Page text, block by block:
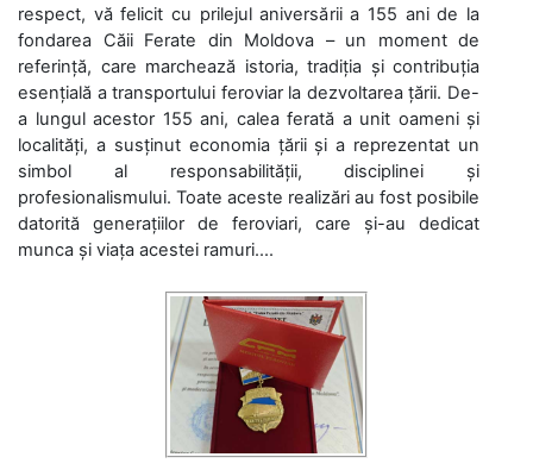
respect, vă felicit cu prilejul aniversării a 155 ani de la
fondarea Căii Ferate din Moldova – un moment de
referință, care marchează istoria, tradiția și contribuția
esențială a transportului feroviar la dezvoltarea țării. De-
a lungul acestor 155 ani, calea ferată a unit oameni și
localități, a susținut economia țării și a reprezentat un
simbol al responsabilității, disciplinei și
profesionalismului. Toate aceste realizări au fost posibile
datorită generațiilor de feroviari, care și-au dedicat
munca și viața acestei ramuri....